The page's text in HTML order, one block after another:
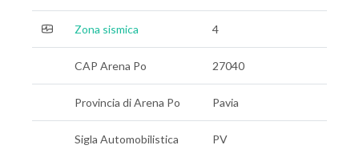
Zona sismica 4
CAP Arena Po 27040
Provincia di Arena Po Pavia
Sigla Automobilistica PV